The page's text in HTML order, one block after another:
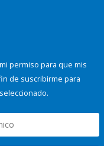
permiso para que mis
de suscribirme para